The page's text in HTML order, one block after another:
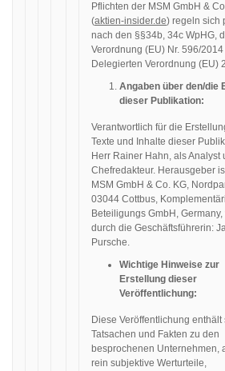
Pflichten der MSM GmbH &
(aktien-insider.de) regeln sich
nach den §§34b, 34c WpHG,
Verordnung (EU) Nr. 596/
Delegierten Verordnung (EU)
Angaben über den/die
dieser Publikation:
Verantwortlich für die
Texte und Inhalte dieser
Herr Rainer Hahn, als Analyst
Chefredakteur. Herausgeber
MSM GmbH & Co. KG,
03044 Cottbus,
Beteiligungs GmbH, Germany,
durch die Geschäftsführerin:
Pursche.
Wichtige Hinweise zur
Erstellung dieser
Veröffentlichung:
Diese Veröffentlichung enthält
Tatsachen und Fakten zu den
besprochenen Unternehmen,
rein subjektive Werturteile,